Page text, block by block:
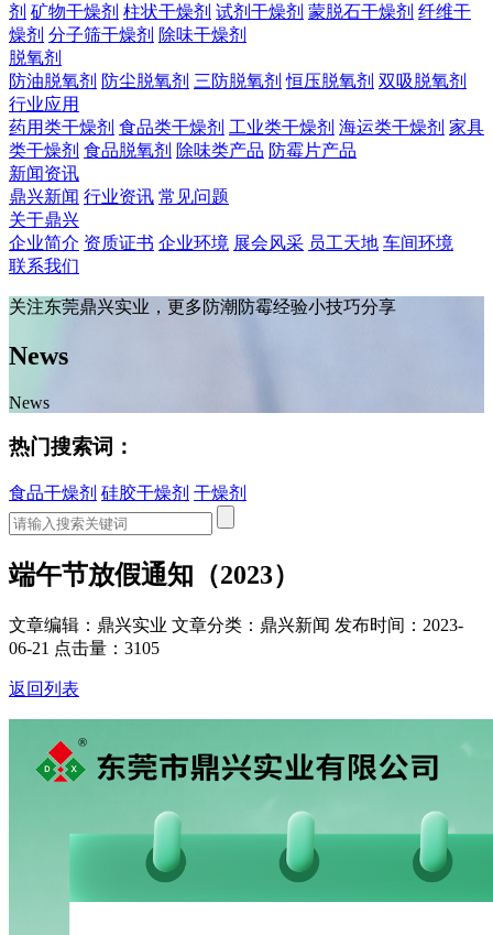
剂 矿物干燥剂 柱状干燥剂 试剂干燥剂 蒙脱石干燥剂 纤维干
燥剂 分子筛干燥剂 除味干燥剂
脱氧剂
防油脱氧剂 防尘脱氧剂 三防脱氧剂 恒压脱氧剂 双吸脱氧剂
行业应用
药用类干燥剂 食品类干燥剂 工业类干燥剂 海运类干燥剂 家具
类干燥剂 食品脱氧剂 除味类产品 防霉片产品
新闻资讯
鼎兴新闻 行业资讯 常见问题
关于鼎兴
企业简介 资质证书 企业环境 展会风采 员工天地 车间环境
联系我们
关注东莞鼎兴实业，更多防潮防霉经验小技巧分享
News
News
热门搜索词：
食品干燥剂 硅胶干燥剂 干燥剂
端午节放假通知（2023）
文章编辑：鼎兴实业 文章分类：鼎兴新闻 发布时间：2023-
06-21 点击量：3105
返回列表